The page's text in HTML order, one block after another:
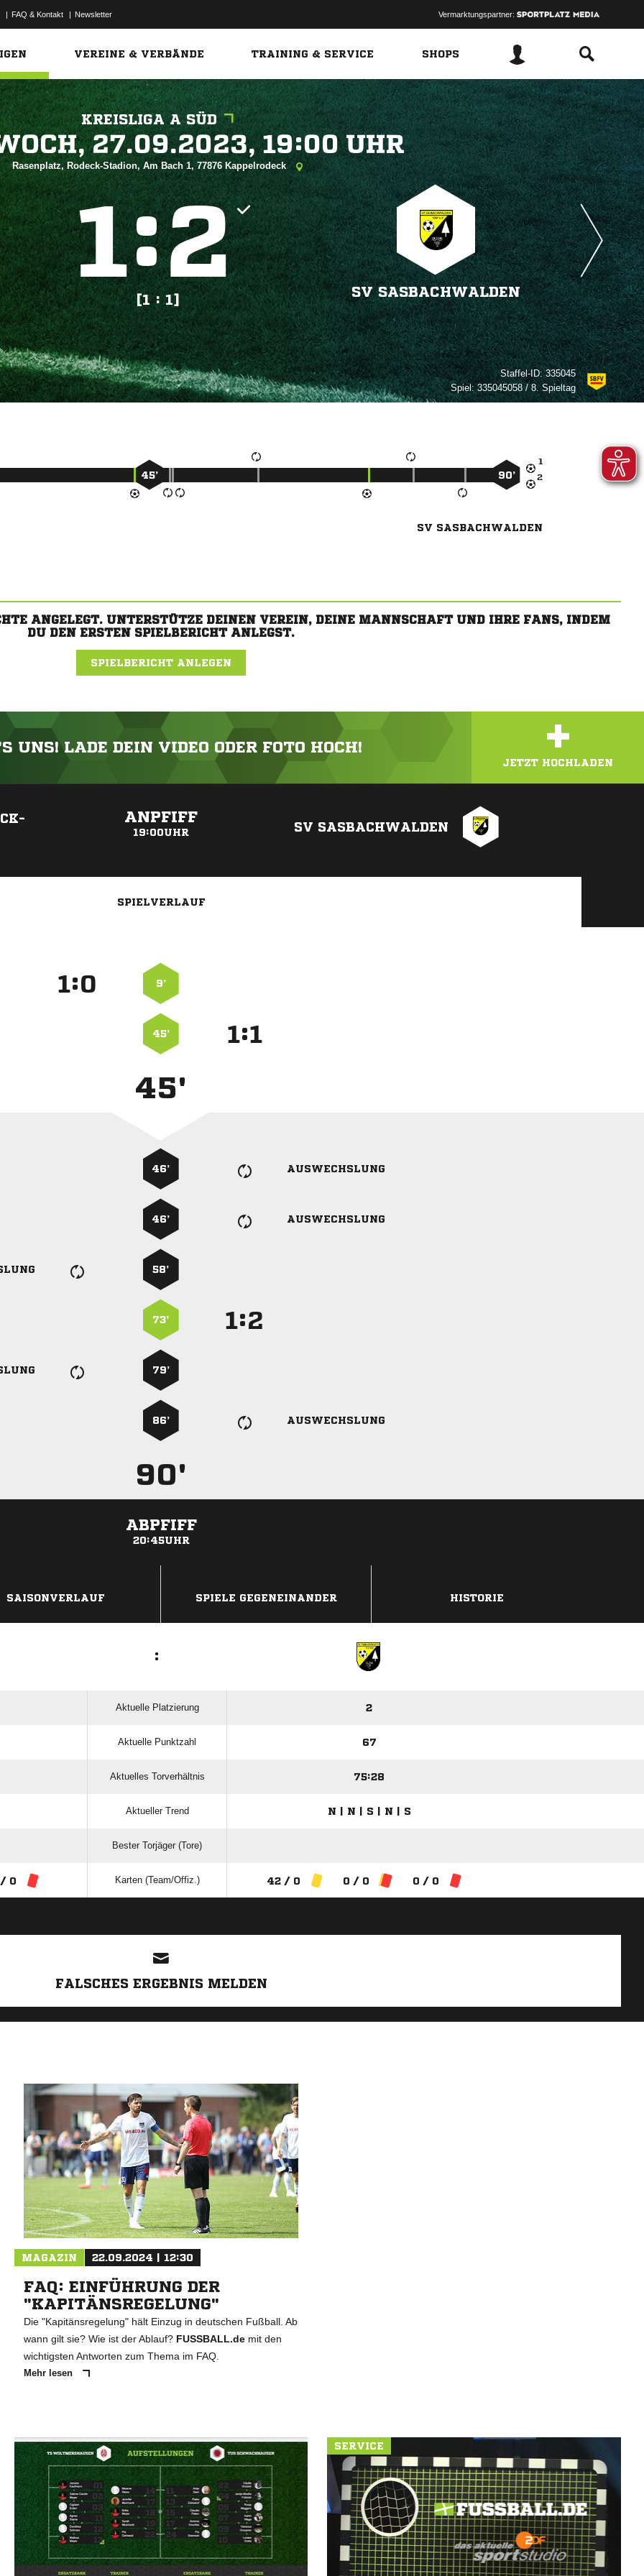
| FAQ & Kontakt | Newsletter Vermarktungspartner:
VEREINE & VERBÄNDE TRAINING & SERVICE SHOPS
KREISLIGA A SÜD
  
Rasenplatz, Rodeck-Stadion, Am Bach 1, 77876 Kappelrodeck
:
[1 : 1]
SV SASBACHWALDEN
Staffel-ID:335045
Spiel:335045058 / 8. Spieltag


45’ 90’
SV SASBACHWALDEN
ANGELEGT. UNTERSTÜTZE DEINEN VEREIN, DEINE MANNSCHAFT UND IHRE FANS, INDEM
DU DEN ERSTEN SPIELBERICHT ANLEGST.
SPIELBERICHT ANLEGEN
UNS! LADE DEIN VIDEO ODER FOTO HOCH! +
JETZT HOCHLADEN
ANPFIFF
19:00UHR SV SASBACHWALDEN
SPIELVERLAUF
: 9’
45’ :
45'
46’ AUSWECHSLUNG
46’ AUSWECHSLUNG
58’
73’ :
79’
86’ AUSWECHSLUNG
90'
ABPFIFF
20:45UHR
SAISONVERLAUF SPIELE GEGENEINANDER HISTORIE
:
Aktuelle Platzierung 2
Aktuelle Punktzahl 67
Aktuelles Torverhältnis 75:28
Aktueller Trend N | N | S | N | S
Bester Torjäger (Tore)
0 Karten (Team/Offiz.) 42 / 0 0 / 0 0 / 0
FALSCHES ERGEBNIS MELDEN
MAGAZIN 22.09.2024 | 12:30
FAQ: EINFÜHRUNG DER
"KAPITÄNSREGELUNG"
Die "Kapitänsregelung" hält Einzug in deutschen Fußball. Ab
wann gilt sie? Wie ist der Ablauf? FUSSBALL.demit den
wichtigsten Antworten zum Thema im FAQ.
Mehr lesen
SERVICE